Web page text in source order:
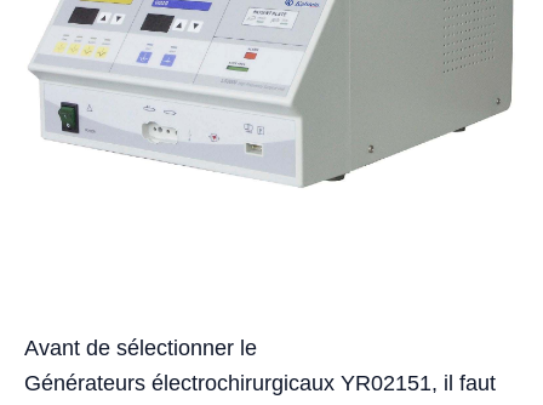
Avant de sélectionner le
Générateurs électrochirurgicaux YR02151, il faut